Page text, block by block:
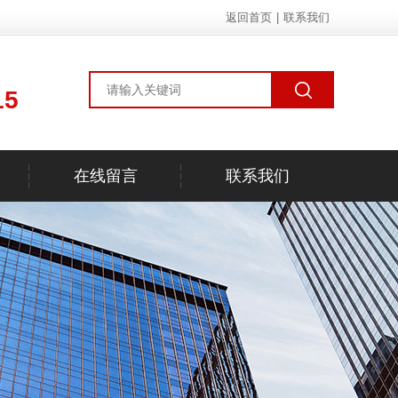
返回首页 联系我们
在线留言 联系我们